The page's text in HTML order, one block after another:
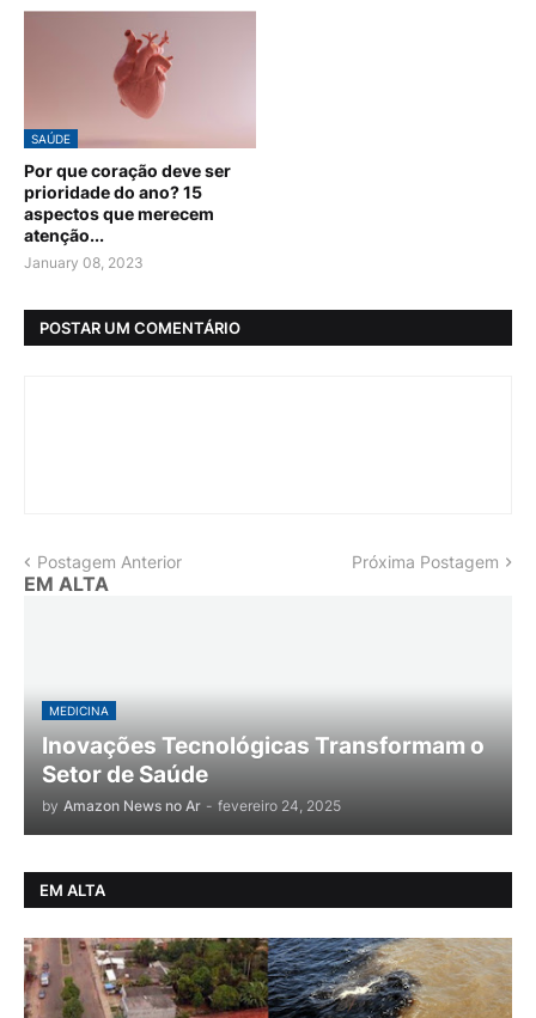
SAÚDE
Por que coração deve ser
prioridade do ano? 15
aspectos que merecem
atenção...
January 08, 2023
POSTAR UM COMENTÁRIO
Postagem Anterior Próxima Postagem
EM ALTA
MEDICINA
Inovações Tecnológicas Transformam o
Setor de Saúde
by Amazon News no Ar - fevereiro 24, 2025
EM ALTA